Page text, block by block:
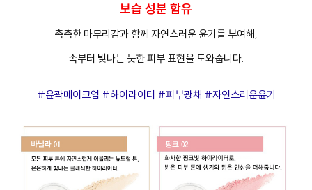
보습 성분 함유
촉촉한 마무리감과 함께 자연스러운 윤기를 부여해,
속부터 빛나는 듯한 피부 표현을 도와줍니다.
#윤곽메이크업 #하이라이터 #피부광채 #자연스러운윤기